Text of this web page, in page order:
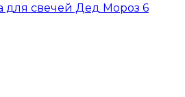
для свечей Дед Мороз 6